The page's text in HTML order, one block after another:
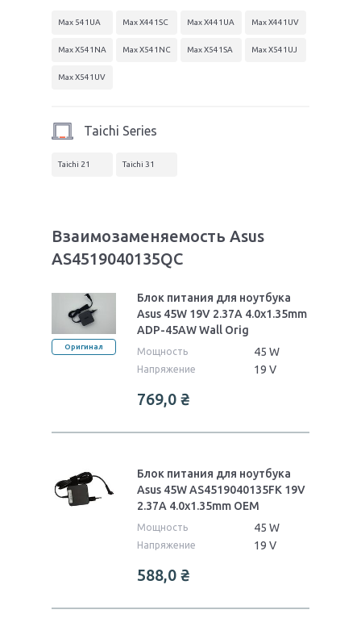
Max 541UA Max X441SC Max X441UA Max X441UV
Max X541NA Max X541NC Max X541SA Max X541UJ
Max X541UV
Taichi Series
Taichi 21 Taichi 31
Взаимозаменяемость Asus
AS4519040135QC
Оригинал
Блок питания для ноутбука
Asus 45W 19V 2.37A 4.0x1.35mm
ADP-45AW Wall Orig
Мощность 45 W
Напряжение 19 V
769,0 ₴
Блок питания для ноутбука
Asus 45W AS4519040135FK 19V
2.37A 4.0x1.35mm OEM
Мощность 45 W
Напряжение 19 V
588,0 ₴